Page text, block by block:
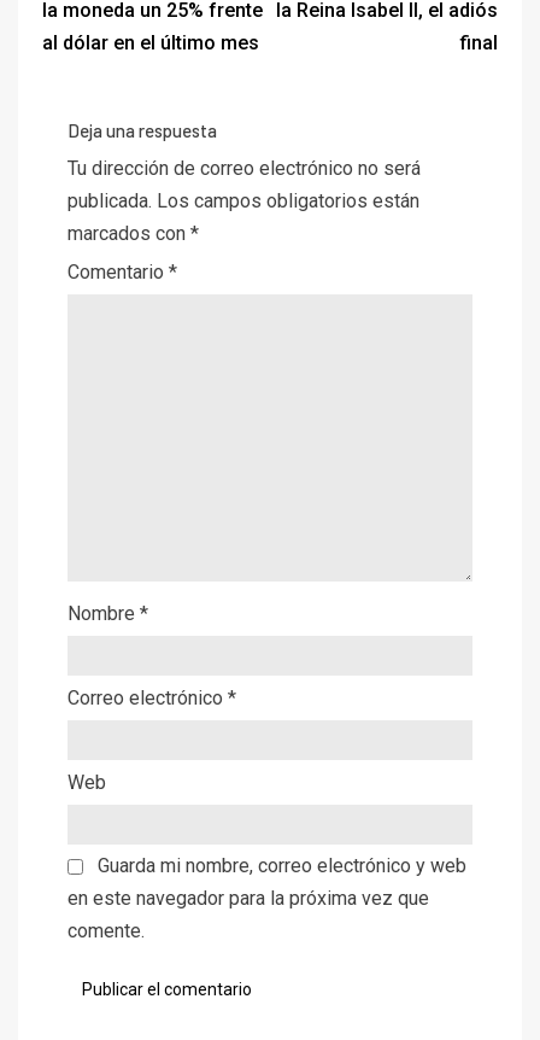
la moneda un 25% frente
al dólar en el último mes
la Reina Isabel II, el adiós
final
Deja una respuesta
Tu dirección de correo electrónico no será
publicada. Los campos obligatorios están
marcados con *
Comentario *
Nombre *
Correo electrónico *
Web
Guarda mi nombre, correo electrónico y web
en este navegador para la próxima vez que
comente.